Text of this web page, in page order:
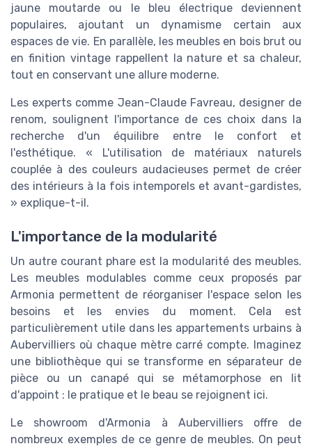
jaune moutarde ou le bleu électrique deviennent
populaires, ajoutant un dynamisme certain aux
espaces de vie. En parallèle, les meubles en bois brut ou
en finition vintage rappellent la nature et sa chaleur,
tout en conservant une allure moderne.
Les experts comme Jean-Claude Favreau, designer de
renom, soulignent l'importance de ces choix dans la
recherche d'un équilibre entre le confort et
l'esthétique. « L'utilisation de matériaux naturels
couplée à des couleurs audacieuses permet de créer
des intérieurs à la fois intemporels et avant-gardistes,
» explique-t-il.
L'importance de la modularité
Un autre courant phare est la modularité des meubles.
Les meubles modulables comme ceux proposés par
Armonia permettent de réorganiser l'espace selon les
besoins et les envies du moment. Cela est
particulièrement utile dans les appartements urbains à
Aubervilliers où chaque mètre carré compte. Imaginez
une bibliothèque qui se transforme en séparateur de
pièce ou un canapé qui se métamorphose en lit
d'appoint : le pratique et le beau se rejoignent ici.
Le showroom d'Armonia à Aubervilliers offre de
nombreux exemples de ce genre de meubles. On peut